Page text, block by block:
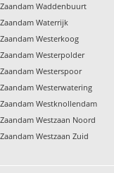
Waddenbuurt
Waterrijk
Westerkoog
Westerpolder
Westerspoor
Westerwatering
Westknollendam
Westzaan Noord
Westzaan Zuid